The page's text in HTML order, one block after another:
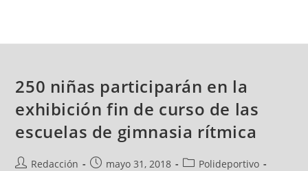
250 niñas participarán en la
exhibición fin de curso de las
escuelas de gimnasia rítmica
Redacción mayo 31, 2018
Polideportivo